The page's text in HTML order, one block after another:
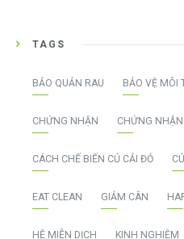
TAGS
BẢO QUẢN RAU BẢO VỆ MÔI
CHỨNG NHẬN CHỨNG
CÁCH CHẾ BIẾN CỦ CẢI ĐỎ
EAT CLEAN GIẢM CÂN
HỆ MIỄN DỊCH KINH NGHIỆM